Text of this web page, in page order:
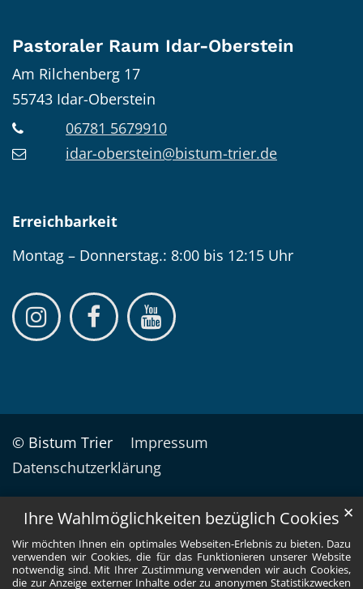
Ihre Wahlmöglichkeiten bezüglich Cookies
Wir möchten Ihnen ein optimales Webseiten-Erlebnis zu bieten. Dazu
verwenden wir Cookies, die für das Funktionieren unserer Website
notwendig sind. Mit Ihrer Zustimmung verwenden wir auch Cookies,
die zur Anzeige externer Inhalte oder zu anonymen Statistikzwecken
✕
Pastoraler Raum Idar-Oberstein
Am Rilchenberg 17
55743 Idar-Oberstein
06781 5679910
idar-oberstein@bistum-trier.de
Erreichbarkeit
Montag – Donnerstag.: 8:00 bis 12:15 Uhr
© Bistum Trier
Impressum
Datenschutzerklärung